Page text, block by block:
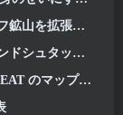
ーバーホールを提供
へ私たちを連れて行きます
ップとモード